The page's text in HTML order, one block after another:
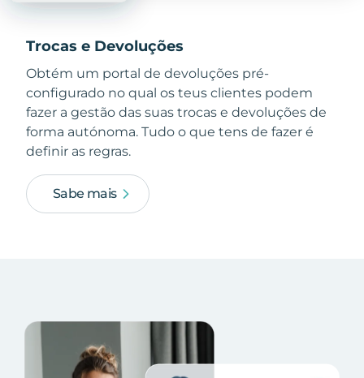
Trocas e Devoluções
Obtém um portal de devoluções pré-
configurado no qual os teus clientes podem
fazer a gestão das suas trocas e devoluções de
forma autónoma. Tudo o que tens de fazer é
definir as regras.
Sabe mais